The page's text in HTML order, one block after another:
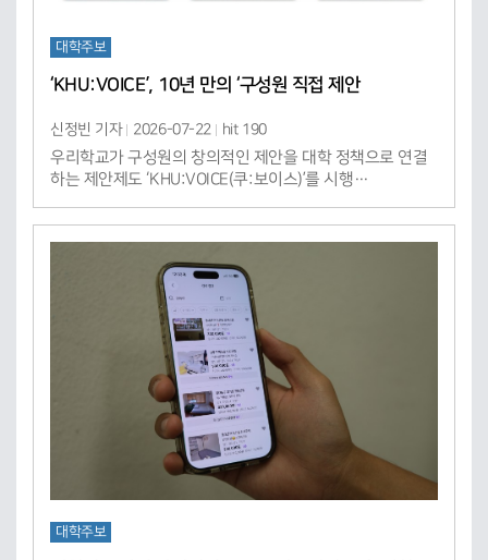
대학주보
‘KHU:VOICE’, 10년 만의 ‘구성원 직접 제안
신정빈 기자 2026-07-22
hit 190
우리학교가 구성원의 창의적인 제안을 대학 정책으로 연결
하는 제안제도 ‘KHU:VOICE(쿠:보이스)’를 시행…
대학주보